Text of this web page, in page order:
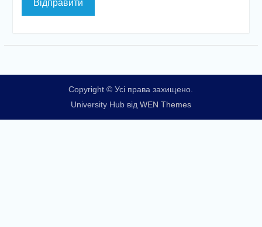
Copyright © Усі права захищено.
University Hub від WEN Themes